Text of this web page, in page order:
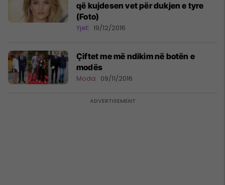
që kujdesen vet për dukjen e tyre
(Foto)
Yjet 19/12/2016
Çiftet me më ndikim në botën e
modës
Moda 09/11/2016